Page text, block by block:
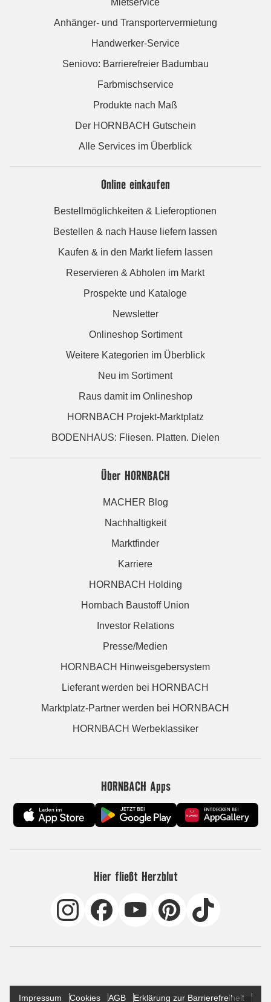
Anhänger- und Transportervermietung
Handwerker-Service
Seniovo: Barrierefreier Badumbau
Farbmischservice
Produkte nach Maß
Der HORNBACH Gutschein
Alle Services im Überblick
Online einkaufen
Bestellmöglichkeiten & Lieferoptionen
Bestellen & nach Hause liefern lassen
Kaufen & in den Markt liefern lassen
Reservieren & Abholen im Markt
Prospekte und Kataloge
Newsletter
Onlineshop Sortiment
Weitere Kategorien im Überblick
Neu im Sortiment
Raus damit im Onlineshop
HORNBACH Projekt-Marktplatz
BODENHAUS: Fliesen. Platten. Dielen
Über HORNBACH
MACHER Blog
Nachhaltigkeit
Marktfinder
Karriere
HORNBACH Holding
Hornbach Baustoff Union
Investor Relations
Presse/Medien
HORNBACH Hinweisgebersystem
Lieferant werden bei HORNBACH
Marktplatz-Partner werden bei HORNBACH
HORNBACH Werbeklassiker
HORNBACH Apps
Hier fließt Herzblut
Impressum Cookies AGB Erklärung zur Barrierefreiheit